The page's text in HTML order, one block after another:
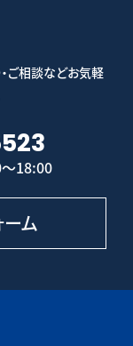
ご相談などお気軽
～18:00
ム